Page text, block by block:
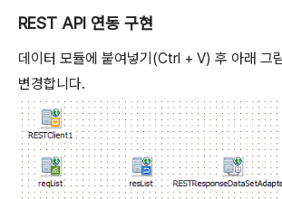
REST API 연동 구현
데이터 모듈에 붙여넣기(Ctrl + V) 후 아래 그
변경합니다.